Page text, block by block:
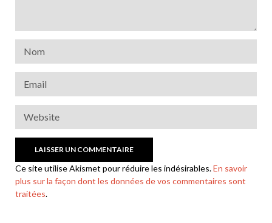
Ce site utilise Akismet pour réduire les indésirables.En savoir
plus sur la façon dont les données de vos commentaires sont
traitées.